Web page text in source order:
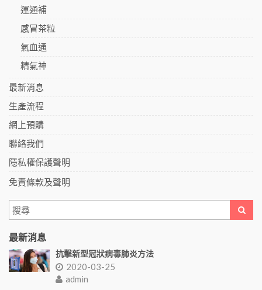
運通補
感冒茶粒
氣血通
精氣神
最新消息
生產流程
網上預購
聯絡我們
隱私權保護聲明
免責條款及聲明
最新消息
抗擊新型冠狀病毒肺炎方法
2020-03-25
admin